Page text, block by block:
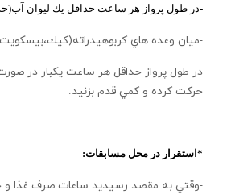
-در طول پرواز هر ساعت حداقل يك ليوان آب(حدود 240ميلي ليتر)
-ميان وعده هاي
در طول پرواز حداقل هر ساعت يكبار در
حركت كرده و كمي قدم بزنيد.
*استقرار در محل مسابقات:
-وقتي به مقصد رسيديد ساعات صرف غذا و